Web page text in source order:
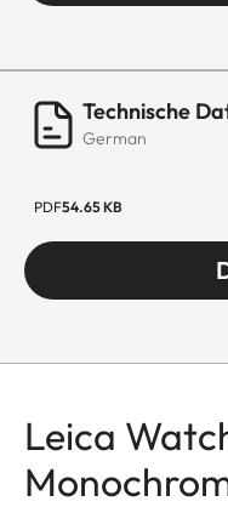
Technische
German
PDF54.65 KB
Leica